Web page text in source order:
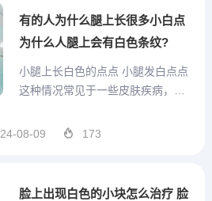
禁用肥皂、热水烫及搔抓、积极治
有的人为什么腿上长很多小白点
为什么人腿上会有白色条纹?
小腿上长白色的点点 小腿发白点点
这种情况常见于一些皮肤疾病，比
是血液循环系统出现问题，导致血
点。另外，一些肝胆问题和过敏反
24-08-09 173
脸上出现白色的小块怎么治疗 脸